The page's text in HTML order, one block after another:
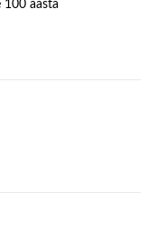
100 aasta